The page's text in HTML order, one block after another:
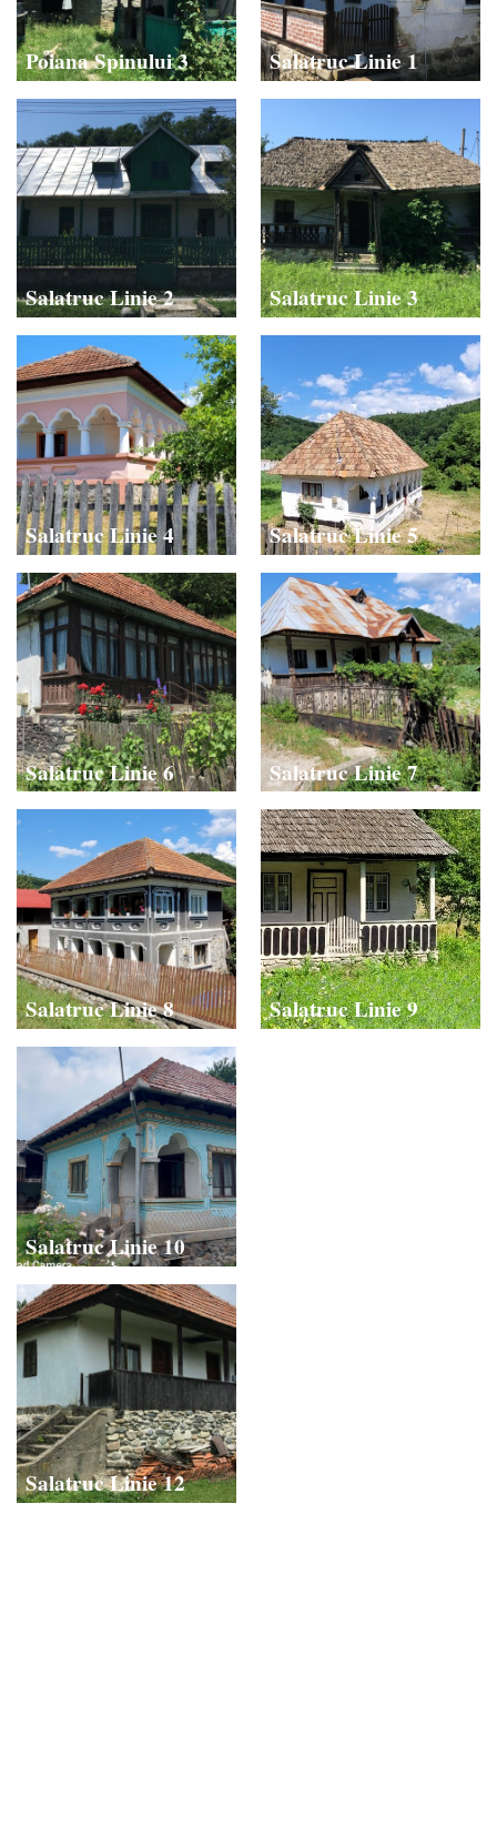
Poiana Spinului 3 Salatruc Linie 1
Salatruc Linie 2 Salatruc Linie 3
Salatruc Linie 4 Salatruc Linie 5
Salatruc Linie 6 Salatruc Linie 7
Salatruc Linie 8 Salatruc Linie 9
Salatruc Linie 10
Salatruc Linie 12